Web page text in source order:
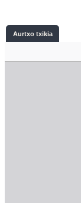
Aurtxo txikia